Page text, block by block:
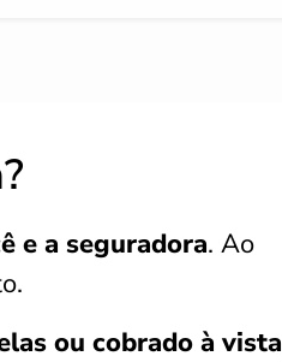
e a seguradora. Ao
ou cobrado à vista